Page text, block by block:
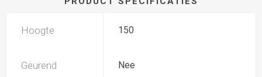
Hoogte 150
Geurend Nee